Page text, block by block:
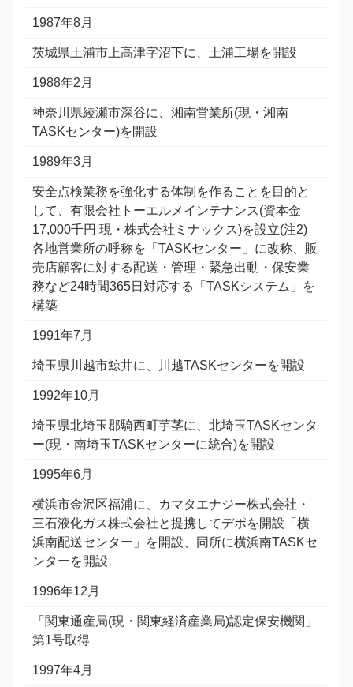
1987年8月
茨城県土浦市上高津字沼下に、土浦工場を開設
1988年2月
神奈川県綾瀬市深谷に、湘南営業所(現・湘南
TASKセンター)を開設
1989年3月
安全点検業務を強化する体制を作ることを目的と
して、有限会社トーエルメインテナンス(資本金
17,000千円 現・株式会社ミナックス)を設立(注2)
各地営業所の呼称を「TASKセンター」に改称、販
売店顧客に対する配送・管理・緊急出動・保安業
務など24時間365日対応する「TASKシステム」を
構築
1991年7月
埼玉県川越市鯨井に、川越TASKセンターを開設
1992年10月
埼玉県北埼玉郡騎西町芋茎に、北埼玉TASKセンタ
ー(現・南埼玉TASKセンターに統合)を開設
1995年6月
横浜市金沢区福浦に、カマタエナジー株式会社・
三石液化ガス株式会社と提携してデポを開設「横
浜南配送センター」を開設、同所に横浜南TASKセ
ンターを開設
1996年12月
「関東通産局(現・関東経済産業局)認定保安機関」
第1号取得
1997年4月